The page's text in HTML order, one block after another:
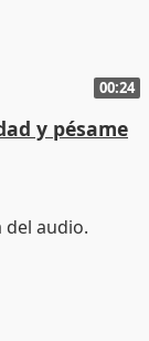
00:24
y pésame